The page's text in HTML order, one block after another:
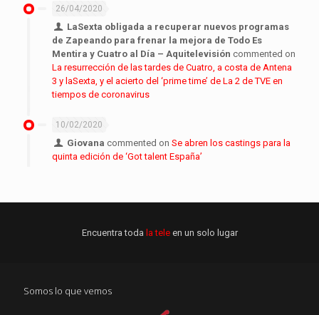
26/04/2020
LaSexta obligada a recuperar nuevos programas
de Zapeando para frenar la mejora de Todo Es
Mentira y Cuatro al Día – Aquitelevisión commented on
La resurrección de las tardes de Cuatro, a costa de Antena
3 y laSexta, y el acierto del ‘prime time’ de La 2 de TVE en
tiempos de coronavirus
10/02/2020
Giovana commented onSe abren los castings para la
quinta edición de ‘Got talent España’
Encuentra toda la tele en un solo lugar
Somos lo que vemos